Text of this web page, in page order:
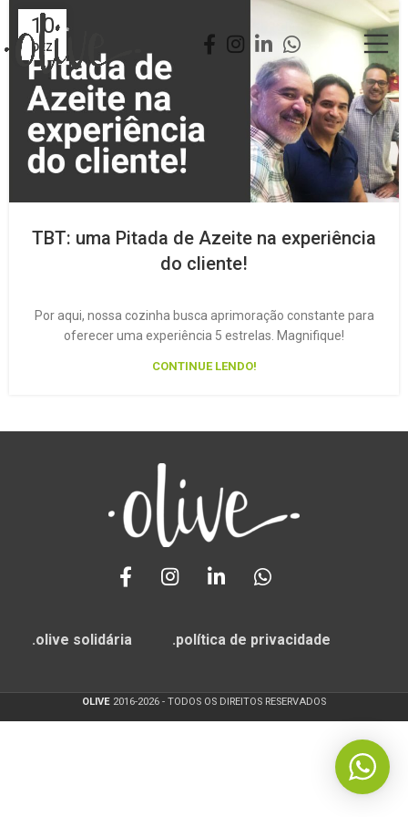
10
DEZ
TBT: uma Pitada de Azeite na experiência
do cliente!
Por aqui, nossa cozinha busca aprimoração constante para
oferecer uma experiência 5 estrelas. Magnifique!
CONTINUE LENDO!
.olive solidária .política de privacidade
OLIVE 2016-2026 - TODOS OS DIREITOS RESERVADOS